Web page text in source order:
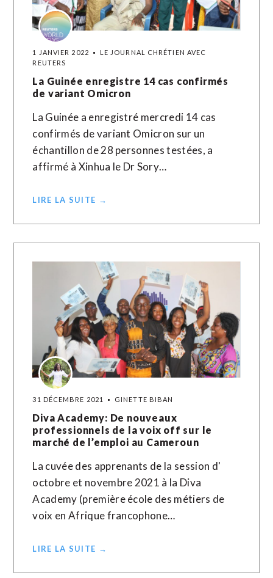
1 JANVIER 2022
LE JOURNAL CHRÉTIEN AVEC
REUTERS
La Guinée enregistre 14 cas confirmés
de variant Omicron
La Guinée a enregistré mercredi 14 cas
confirmés de variant Omicron sur un
échantillon de 28 personnes testées, a
affirmé à Xinhua le Dr Sory…
LIRE LA SUITE →
31 DÉCEMBRE 2021 GINETTE BIBAN
Diva Academy: De nouveaux
professionnels de la voix off sur le
marché de l’emploi au Cameroun
La cuvée des apprenants de la session d'
octobre et novembre 2021 à la Diva
Academy (première école des métiers de
voix en Afrique francophone…
LIRE LA SUITE →